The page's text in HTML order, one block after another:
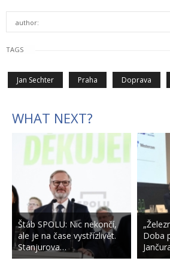
author:
TAGS
Jan Sechter Praha Doprava
WHAT NEXT?
Štáb SPOLU: Nic nekončí,
ale je na čase vystřízlivět.
Stanjurova…
Doba